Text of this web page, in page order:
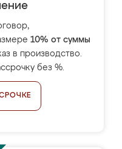
10% от суммы
в производство.
без %.